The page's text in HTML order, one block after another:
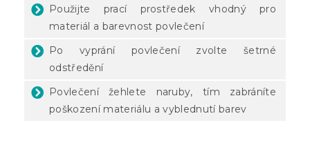
Použijte prací prostředek vhodný pro
materiál a barevnost povlečení
Po vyprání povlečení zvolte šetrné
odstředění
Povlečení žehlete naruby, tím zabráníte
poškození materiálu a vyblednutí barev